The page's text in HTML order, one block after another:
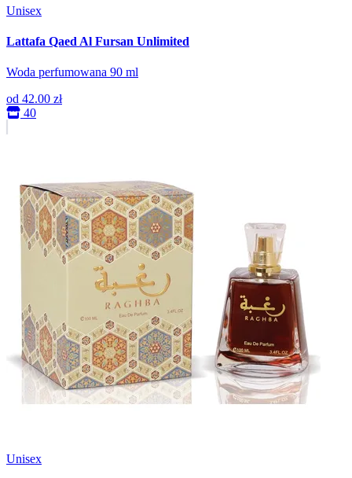
Unisex
Lattafa Qaed Al Fursan Unlimited
Woda perfumowana 90 ml
od 42.00 zł
40
Unisex